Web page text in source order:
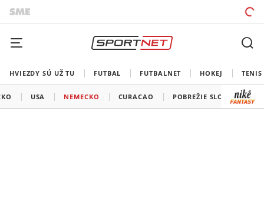
HVIEZDY SÚ UŽ TU FUTBAL FUTBALNET HOKEJ TENIS
USA NEMECKO CURACAO POBREŽIE SLONOVINY